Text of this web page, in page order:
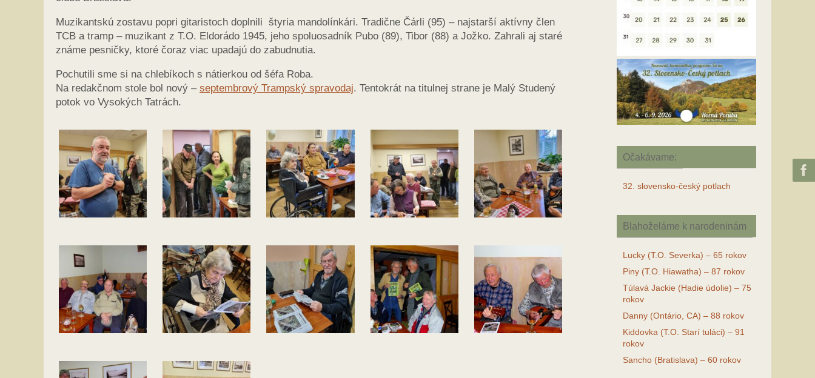
Muzikantskú zostavu popri gitaristoch doplnili štyria mandolínkári. Tradične Čárli (95) – najstarší aktívny člen
TCB a tramp – muzikant z T.O. Eldorádo 1945, jeho spoluosadník Pubo (89), Tibor (88) a Jožko. Zahrali aj staré
známe pesničky, ktoré čoraz viac upadajú do zabudnutia.
Pochutili sme si na chlebíkoch s nátierkou od šéfa Roba.
Na redakčnom stole bol nový – septembrový Trampský spravodaj. Tentokrát na titulnej strane je Malý Studený
potok vo Vysokých Tatrách.
Očakávame:
32. slovensko-český potlach
Blahoželáme k narodeninám
Lucky (T.O. Severka) – 65 rokov
Piny (T.O. Hiawatha) – 87 rokov
Túlavá Jackie (Hadie údolie) – 75
rokov
Danny (Ontário, CA) – 88 rokov
Kiddovka (T.O. Starí tuláci) – 91
rokov
Sancho (Bratislava) – 60 rokov